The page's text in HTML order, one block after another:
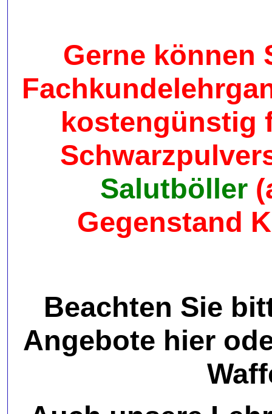
Gerne können
kostengünstig
Salutböller
Gegenstand
Beachten Sie
Angebote hier